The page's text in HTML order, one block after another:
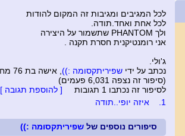
לכל המגיבים ומגיבות זה המקום להודות
לכל אחת ואחד.תודה.
ולך PHANTOM שתשמור על היצירה
אני רומנטיקנית חסרת תקנה .
ג'ולי.
נכתב על ידי שפיריתקסומה :)) , אישה בת 76 מחולון, בתאריך 04/09/2009
(סיפור זה נצפה 6,031 פעמים)
לסיפור זה נכתבו 1 תגובות
[ להוספת תגובה ]
1.
איזה יופי..תודה
סיפורים נוספים של שפיריתקסומה :))